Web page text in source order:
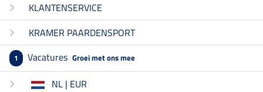
KLANTENSERVICE
KRAMER PAARDENSPORT
1 Vacatures Groei met ons mee
NL | EUR